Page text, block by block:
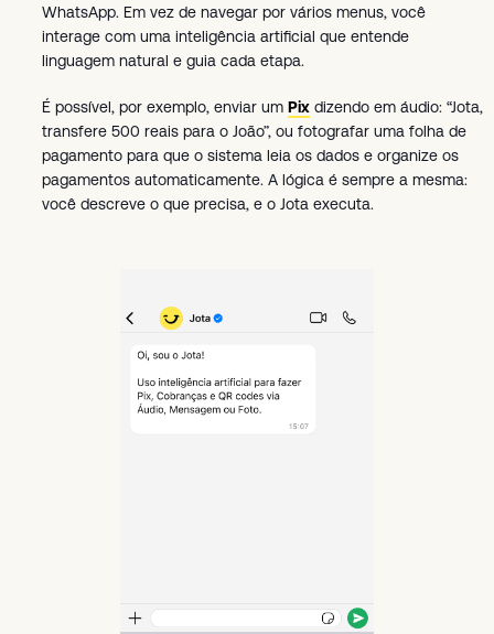
WhatsApp. Em vez de navegar por vários menus, você
interage com uma inteligência artificial que entende
linguagem natural e guia cada etapa.
É possível, por exemplo, enviar um Pix dizendo em áudio: “Jota,
transfere 500 reais para o João”, ou fotografar uma folha de
pagamento para que o sistema leia os dados e organize os
pagamentos automaticamente. A lógica é sempre a mesma:
você descreve o que precisa, e o Jota executa.